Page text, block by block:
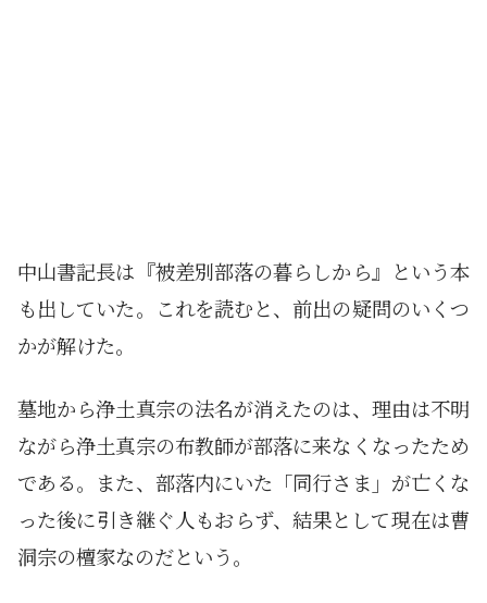
中山書記長は『被差別部落の暮らしから』という本
も出していた。これを読むと、前出の疑問のいくつ
かが解けた。
墓地から浄土真宗の法名が消えたのは、理由は不明
ながら浄土真宗の布教師が部落に来なくなったため
である。また、部落内にいた「同行さま」が亡くな
った後に引き継ぐ人もおらず、結果として現在は曹
洞宗の檀家なのだという。